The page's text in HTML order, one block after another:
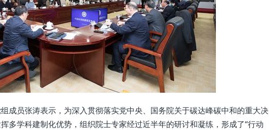
员张涛表示，为深入贯彻落实党中央、国务院关于碳达峰碳中和的重大决
多学科建制化优势，组织院士专家经过近半年的研讨和凝练，形成了“行动